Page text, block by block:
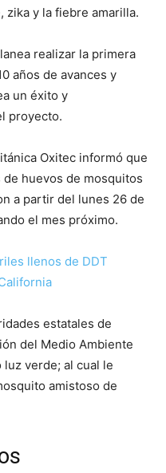
zika y la fiebre amarilla.
realizar la primera
años de avances y
un éxito y
proyecto.
Oxitec informó que
huevos de mosquitos
a partir del lunes 26 de
el mes próximo.
llenos de DDT
estatales de
del Medio Ambiente
luz verde; al cual le
amistoso de